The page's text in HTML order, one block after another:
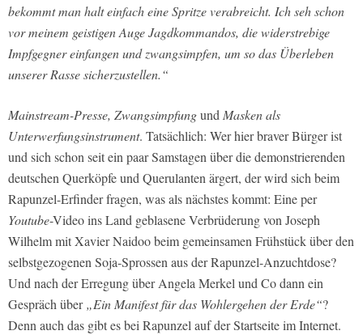
bekommt man halt einfach eine Spritze verabreicht. Ich seh schon
vor meinem geistigen Auge Jagdkommandos, die widerstrebige
Impfgegner einfangen und zwangsimpfen, um so das Überleben
unserer Rasse sicherzustellen.“
Mainstream-Presse, Zwangsimpfungund Masken als
Unterwerfungsinstrument. Tatsächlich: Wer hier braver Bürger ist
und sich schon seit ein paar Samstagen über die demonstrierenden
deutschen Querköpfe und Querulanten ärgert, der wird sich beim
Rapunzel-Erfinder fragen, was als nächstes kommt: Eine per
Youtube-Video ins Land geblasene Verbrüderung von Joseph
Wilhelm mit Xavier Naidoo beim gemeinsamen Frühstück über den
selbstgezogenen Soja-Sprossen aus der Rapunzel-Anzuchtdose?
Und nach der Erregung über Angela Merkel und Co dann ein
Gespräch über„Ein Manifest für das Wohlergehen der Erde“?
Denn auch das gibt es bei Rapunzel auf der Startseite im Internet.